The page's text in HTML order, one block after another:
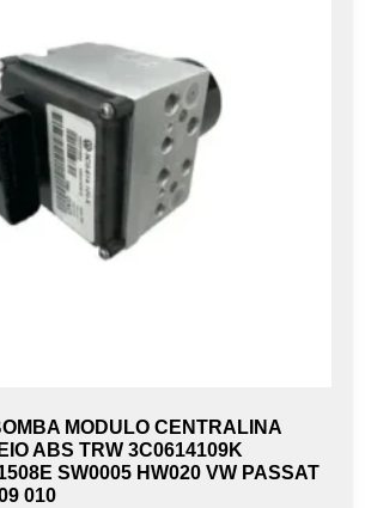
MODULO CENTRALINA
ABS TRW 3C0614109K
SW0005 HW020 VW PASSAT
010